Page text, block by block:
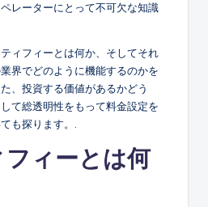
レーターにとって不可欠な知識
ィフィーとは何か、そしてそれ
界でどのように機能するのかを
、投資する価値があるかどう
て総透明性をもって料金設定を
も探ります。.
ィーとは何